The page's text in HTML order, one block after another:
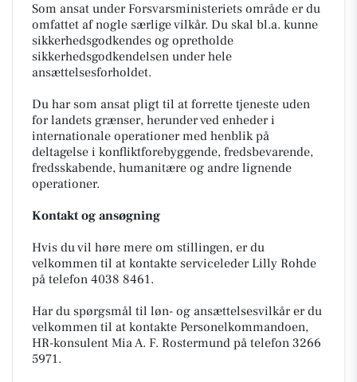
Som ansat under Forsvarsministeriets område er du
omfattet af nogle særlige vilkår. Du skal bl.a. kunne
sikkerhedsgodkendes og opretholde
sikkerhedsgodkendelsen under hele
ansættelsesforholdet.
Du har som ansat pligt til at forrette tjeneste uden
for landets grænser, herunder ved enheder i
internationale operationer med henblik på
deltagelse i konfliktforebyggende, fredsbevarende,
fredsskabende, humanitære og andre lignende
operationer.
Kontakt og ansøgning
Hvis du vil høre mere om stillingen, er du
velkommen til at kontakte serviceleder Lilly Rohde
på telefon 4038 8461.
Har du spørgsmål til løn- og ansættelsesvilkår er du
velkommen til at kontakte Personelkommandoen,
HR-konsulent Mia A. F. Rostermund på telefon 3266
5971.